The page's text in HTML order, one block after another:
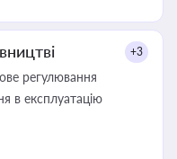
+3
регулювання
в експлуатацію